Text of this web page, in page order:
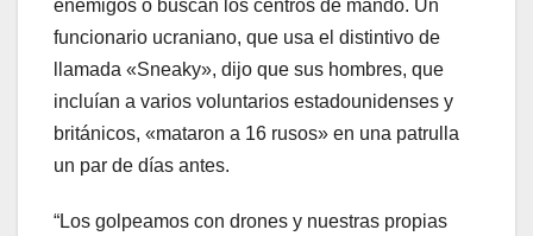
enemigos o buscan los centros de mando. Un
funcionario ucraniano, que usa el distintivo de
llamada «Sneaky», dijo que sus hombres, que
incluían a varios voluntarios estadounidenses y
británicos, «mataron a 16 rusos» en una patrulla
un par de días antes.
“Los golpeamos con drones y nuestras propias